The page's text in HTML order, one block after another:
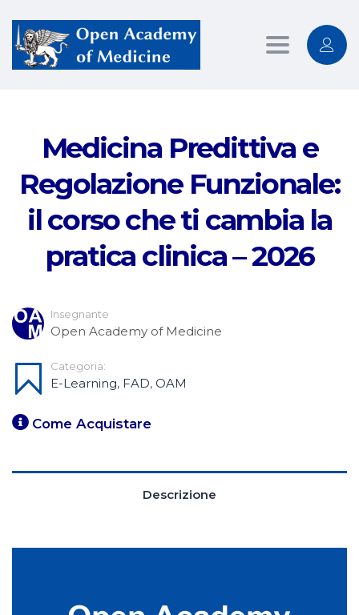
Toggle
Medicina Predittiva e
Regolazione Funzionale:
il corso che ti cambia la
pratica clinica – 2026
Insegnante
Open Academy of Medicine
Categoria:
E-Learning, FAD, OAM
Come Acquistare
Descrizione